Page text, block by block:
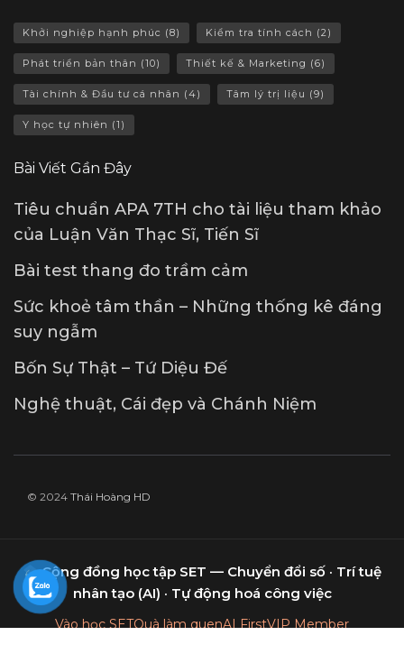
Khởi nghiệp hạnh phúc (8) Kiểm tra tính cách (2)
Phát triển bản thân (10) Thiết kế & Marketing (6)
Tài chính & Đầu tư cá nhân (4) Tâm lý trị liệu (9)
Y học tự nhiên (1)
Bài Viết Gần Đây
Tiêu chuẩn APA 7TH cho tài liệu tham khảo
của Luận Văn Thạc Sĩ, Tiến Sĩ
Bài test thang đo trầm cảm
Sức khoẻ tâm thần – Những thống kê đáng
suy ngẫm
Bốn Sự Thật – Tứ Diệu Đế
Nghệ thuật, Cái đẹp và Chánh Niệm
© 2024 Thái Hoàng HD
Cộng đồng học tập SET — Chuyển đổi số · Trí tuệ
nhân tạo (AI) · Tự động hoá công việc
Vào học SETQuà làm quenAI FirstVIP Member